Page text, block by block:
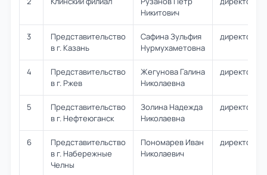
Никитович
3
Представительство
в г. Казань
Сафина Зульфия
Нурмухаметовна
директор
4
Представительство
в г. Ржев
Жегунова Галина
Николаевна
директор
5
Представительство
в г. Нефтеюганск
Золина Надежда
Николаевна
директор
6
Представительство
в г. Набережные
Челны
Пономарев Иван
Николаевич
директор